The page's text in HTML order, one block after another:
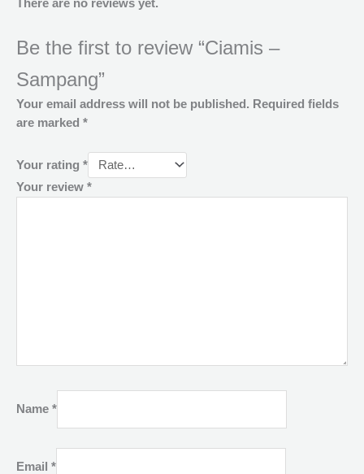
There are no reviews yet.
Be the first to review “Ciamis –
Sampang”
Your email address will not be published. Required fields
are marked *
Your rating *
Your review *
Name *
Email *